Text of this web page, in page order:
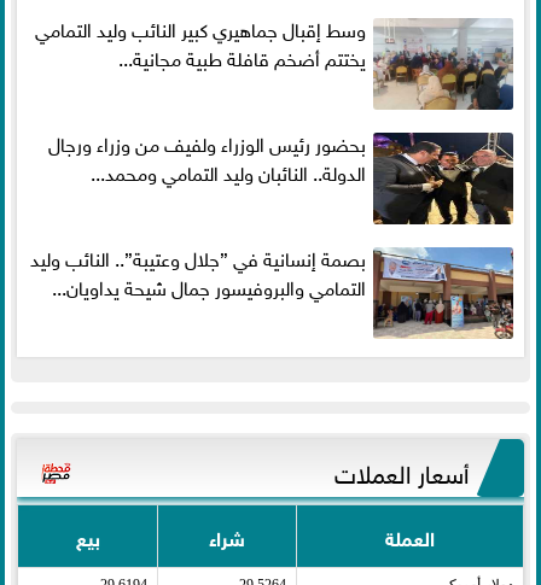
وسط إقبال جماهيري كبير النائب وليد التمامي
يختتم أضخم قافلة طبية مجانية...
بحضور رئيس الوزراء ولفيف من وزراء ورجال
الدولة.. النائبان وليد التمامي ومحمد...
بصمة إنسانية في ”جلال وعتيبة”.. النائب وليد
التمامي والبروفيسور جمال شيحة يداويان...
أسعار العملات
العملة شراء بيع